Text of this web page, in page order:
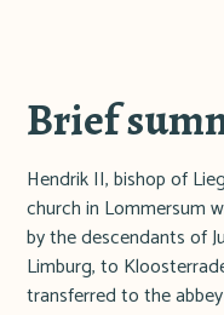
Brief
Hendrik II, bishop of
church in Lommersum
by the descendants of
Limburg, to
transferred to the